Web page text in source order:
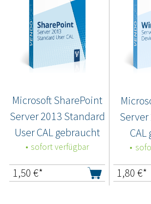
Microsoft SharePoint
Server 2013 Standard
User CAL gebraucht
sofort verfügbar
1,50 €* 1,80 €*